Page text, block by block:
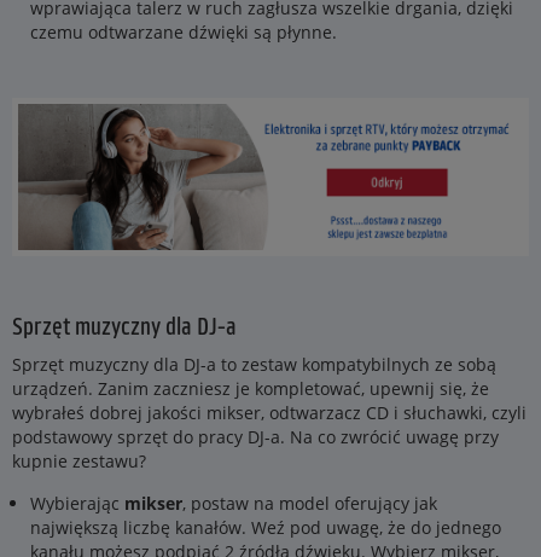
wprawiająca talerz w ruch zagłusza wszelkie drgania, dzięki
czemu odtwarzane dźwięki są płynne.
Sprzęt muzyczny dla DJ-a
Sprzęt muzyczny dla DJ-a to zestaw kompatybilnych ze sobą
urządzeń. Zanim zaczniesz je kompletować, upewnij się, że
wybrałeś dobrej jakości mikser, odtwarzacz CD i słuchawki, czyli
podstawowy sprzęt do pracy DJ-a. Na co zwrócić uwagę przy
kupnie zestawu?
Wybierając mikser, postaw na model oferujący jak
największą liczbę kanałów. Weź pod uwagę, że do jednego
kanału możesz podpiąć 2 źródła dźwięku. Wybierz mikser,